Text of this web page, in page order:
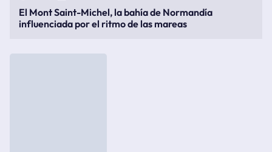
El Mont Saint-Michel, la bahía de Normandía
influenciada por el ritmo de las mareas